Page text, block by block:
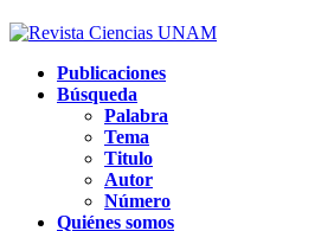
Publicaciones
Búsqueda
Palabra
Tema
Titulo
Autor
Número
Quiénes somos